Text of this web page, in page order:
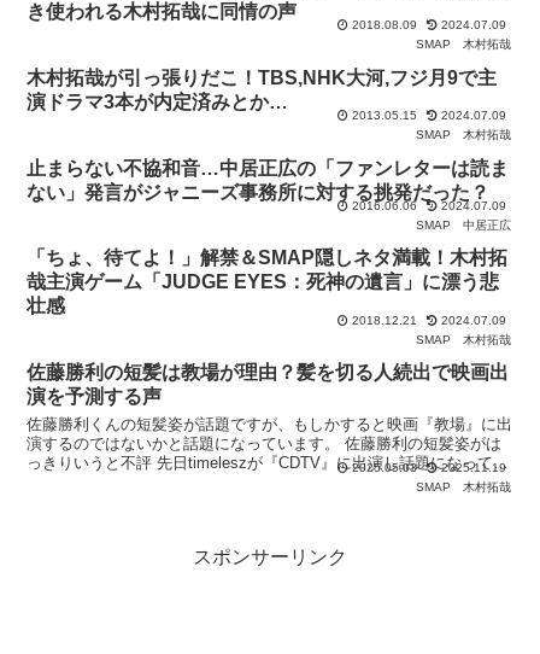
き使われる木村拓哉に同情の声
2018.08.09
2024.07.09
SMAP
木村拓哉
木村拓哉が引っ張りだこ！TBS,NHK大河,フジ月9で主
演ドラマ3本が内定済みとか…
2013.05.15
2024.07.09
SMAP
木村拓哉
止まらない不協和音…中居正広の「ファンレターは読ま
ない」発言がジャニーズ事務所に対する挑発だった？
2016.06.06
2024.07.09
SMAP
中居正広
「ちょ、待てよ！」解禁＆SMAP隠しネタ満載！木村拓
哉主演ゲーム「JUDGE EYES：死神の遺言」に漂う悲
壮感
2018.12.21
2024.07.09
SMAP
木村拓哉
佐藤勝利の短髪は教場が理由？髪を切る人続出で映画出
演を予測する声
佐藤勝利くんの短髪姿が話題ですが、もしかすると映画『教場』に出
演するのではないかと話題になっています。 佐藤勝利の短髪姿がは
っきりいうと不評 先日timeleszが『CDTV』に出演し話題になってい
2025.05.03
2025.11.19
SMAP
木村拓哉
スポンサーリンク